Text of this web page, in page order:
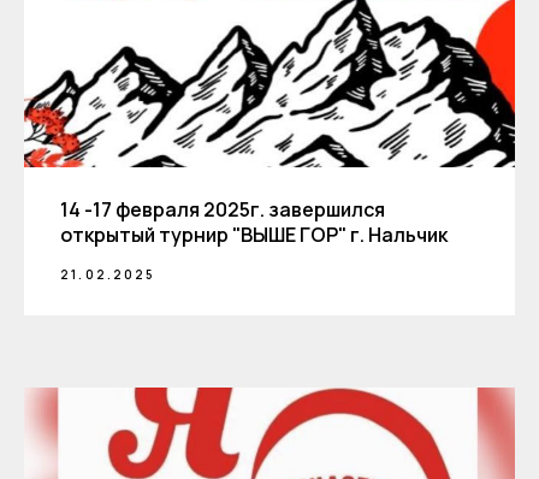
14 -17 февраля 2025г. завершился
открытый турнир "ВЫШЕ ГОР" г. Нальчик
21.02.2025